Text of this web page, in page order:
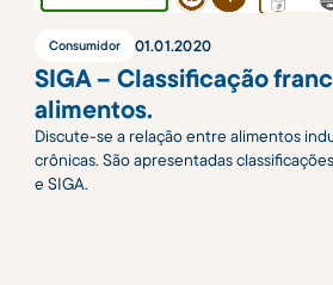
Consumidor 01.01.2020
SIGA – Classificação
alimentos.
Discute-se a relação entre alimentos
crônicas. São apresentadas
e SIGA.